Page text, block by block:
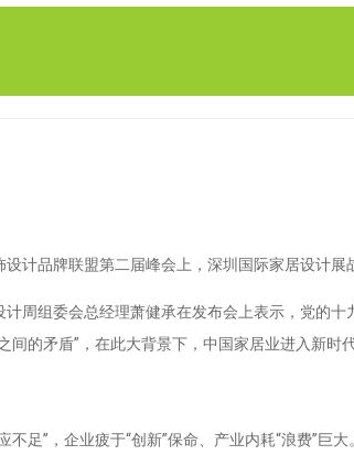
计品牌联盟第二届峰会上，深圳国际家居设计展
周组委会总经理萧健承在发布会上表示，党的
的矛盾”，在此大背景下，中国家居业进入新时代
足”，企业疲于“创新”保命、产业内耗“浪费”巨大